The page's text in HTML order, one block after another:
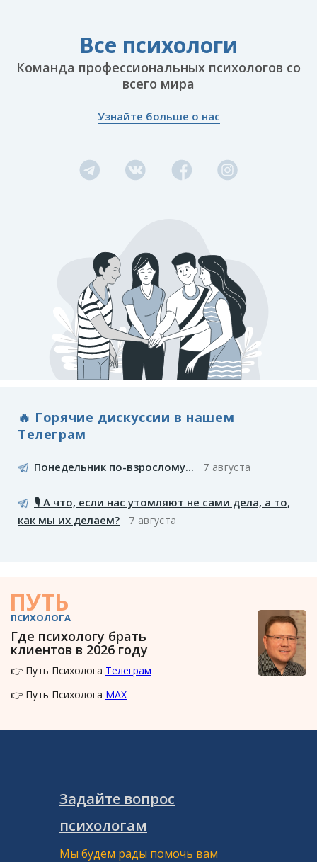
Мы будем рады ответить на ваши вопросы.
С уважением,
команда «Все психологи»
18 лет помогаем людям
Все психологи
Команда профессиональных психологов со
всего мира
Узнайте больше о нас
🔥 Горячие дискуссии в нашем
Телеграм
Понедельник по-взрослому... 7 августа
🎙️ А что, если нас утомляют не сами дела, а то,
как мы их делаем?
7 августа
ПУТЬ
ПСИХОЛОГА
Где психологу брать
клиентов в 2026 году
👉 Путь Психолога Телеграм
👉 Путь Психолога MAX
Задайте вопрос
психологам
Мы будем рады помочь вам